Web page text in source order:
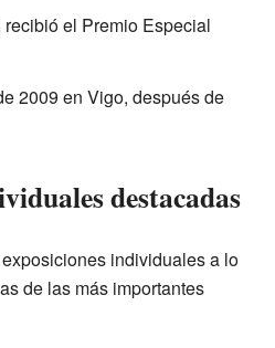
el Premio Especial
2009 en Vigo, después de
destacadas
individuales a lo
de las más importantes